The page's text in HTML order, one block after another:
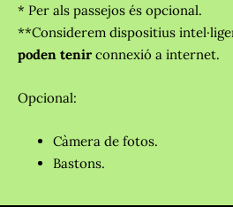
* Per als passejos és opcional.
**Considerem dispositius
poden tenir connexió a internet.
Opcional:
Càmera de fotos.
Bastons.